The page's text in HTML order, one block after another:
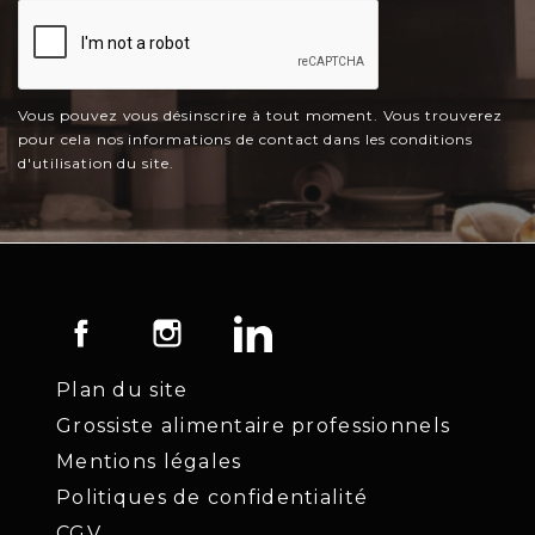
Vous pouvez vous désinscrire à tout moment. Vous trouverez
pour cela nos informations de contact dans les conditions
d'utilisation du site.
Facebook Instagram
Plan du site
Grossiste alimentaire professionnels
Mentions légales
Politiques de confidentialité